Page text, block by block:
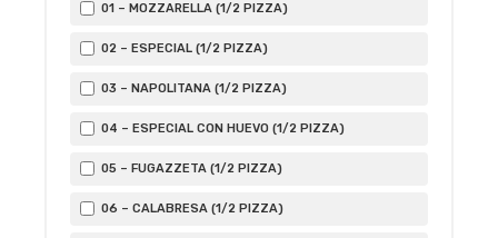
01 – MOZZARELLA (1/2 PIZZA)
02 – ESPECIAL (1/2 PIZZA)
03 – NAPOLITANA (1/2 PIZZA)
04 – ESPECIAL CON HUEVO (1/2 PIZZA)
05 – FUGAZZETA (1/2 PIZZA)
06 – CALABRESA (1/2 PIZZA)